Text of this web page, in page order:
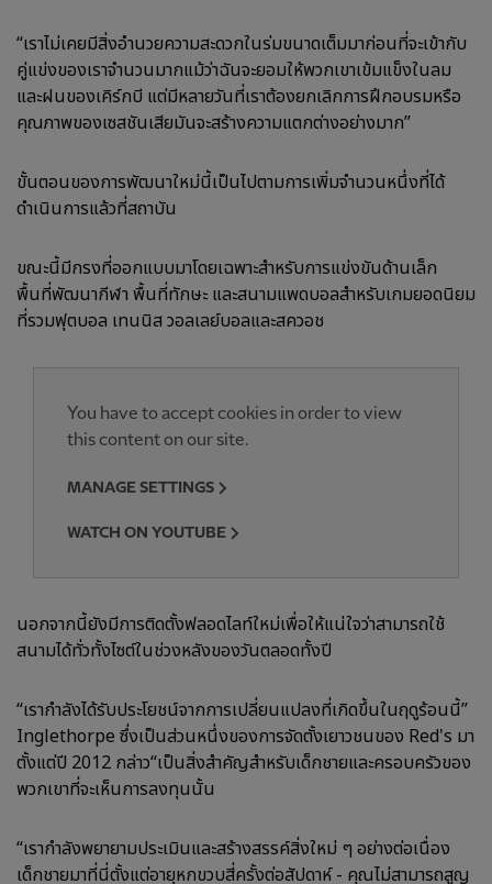
“เราไม่เคยมีสิ่งอำนวยความสะดวกในร่มขนาดเต็มมาก่อนที่จะเข้ากับ
คู่แข่งของเราจำนวนมากแม้ว่าฉันจะยอมให้พวกเขาเข้มแข็งในลม
และฝนของเคิร์กบี แต่มีหลายวันที่เราต้องยกเลิกการฝึกอบรมหรือ
คุณภาพของเซสชันเสียมันจะสร้างความแตกต่างอย่างมาก”
ขั้นตอนของการพัฒนาใหม่นี้เป็นไปตามการเพิ่มจำนวนหนึ่งที่ได้
ดำเนินการแล้วที่สถาบัน
ขณะนี้มีกรงที่ออกแบบมาโดยเฉพาะสำหรับการแข่งขันด้านเล็ก
พื้นที่พัฒนากีฬา พื้นที่ทักษะ และสนามแพดบอลสำหรับเกมยอดนิยม
ที่รวมฟุตบอล เทนนิส วอลเลย์บอลและสควอช
You have to accept cookies in order to view
this content on our site.
MANAGE SETTINGS
WATCH ON YOUTUBE
นอกจากนี้ยังมีการติดตั้งฟลอดไลท์ใหม่เพื่อให้แน่ใจว่าสามารถใช้
สนามได้ทั่วทั้งไซต์ในช่วงหลังของวันตลอดทั้งปี
“เรากำลังได้รับประโยชน์จากการเปลี่ยนแปลงที่เกิดขึ้นในฤดูร้อนนี้”
Inglethorpe ซึ่งเป็นส่วนหนึ่งของการจัดตั้งเยาวชนของ Red's มา
ตั้งแต่ปี 2012 กล่าว“เป็นสิ่งสำคัญสำหรับเด็กชายและครอบครัวของ
พวกเขาที่จะเห็นการลงทุนนั้น
“เรากำลังพยายามประเมินและสร้างสรรค์สิ่งใหม่ ๆ อย่างต่อเนื่อง
เด็กชายมาที่นี่ตั้งแต่อายุหกขวบสี่ครั้งต่อสัปดาห์ - คุณไม่สามารถสูญ